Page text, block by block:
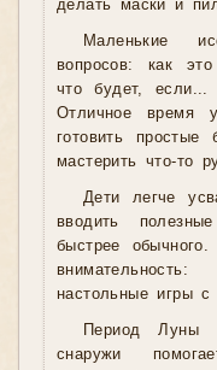
делать маски и
Маленькие
вопросов: как
что будет, если...
Отличное время
готовить
мастерить что-то
Дети легче
вводить
быстрее
настольные игры с
Период Луны
снаружи